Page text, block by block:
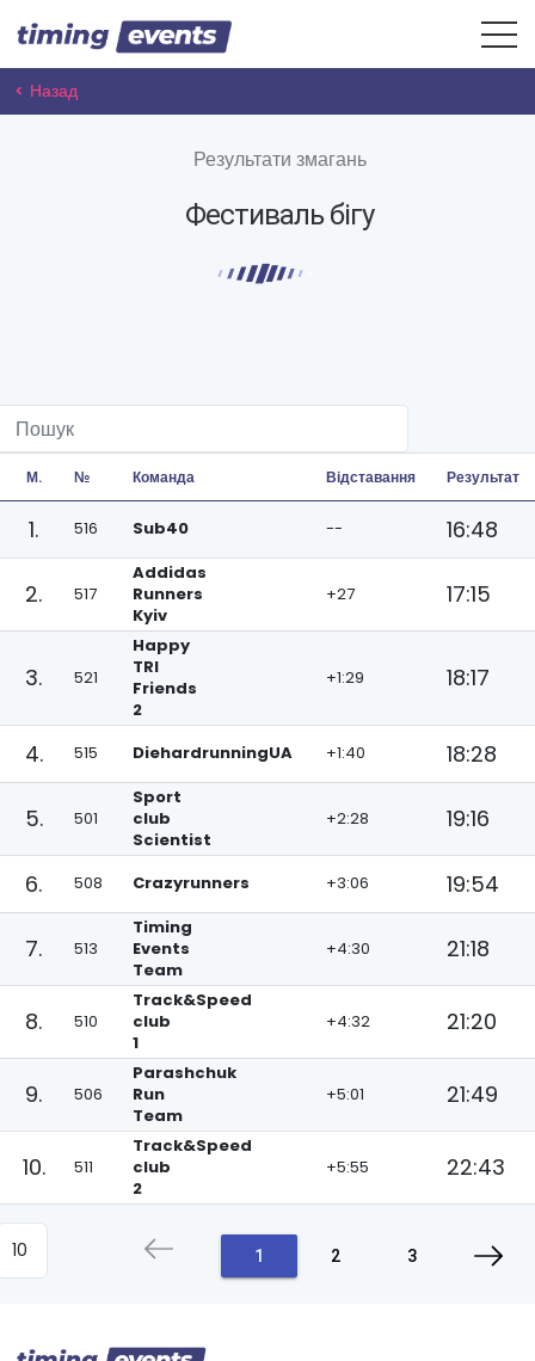
< Назад
Результати змагань
Фестиваль бігу
М. № Команда Відставання Результат
1. 516 Sub40 -- 16:48
2. 517
Addidas
Runners
Kyiv
+27 17:15
3. 521
Happy
TRI
Friends
2
+1:29 18:17
4. 515 DiehardrunningUA +1:40 18:28
5. 501
Sport
club
Scientist
+2:28 19:16
6. 508 Crazyrunners +3:06 19:54
7. 513
Timing
Events
Team
+4:30 21:18
8. 510
Track&Speed
club
1
+4:32 21:20
9. 506
Parashchuk
Run
Team
+5:01 21:49
10. 511
Track&Speed
club
2
+5:55 22:43
1 2 3